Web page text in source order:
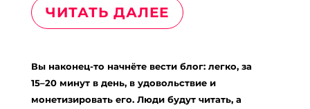
ЧИТАТЬ ДАЛЕЕ
Вы наконец-то начнёте вести блог: легко, за
15–20 минут в день, в удовольствие и
монетизировать его. Люди будут читать, а